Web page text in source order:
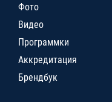
Фото
Видео
Программки
Аккредитация
Брендбук